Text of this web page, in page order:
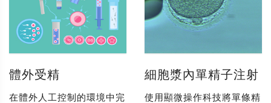
體外受精
在體外人工控制的環境中完
細胞漿內單精子注射
使用顯微操作科技將單條精